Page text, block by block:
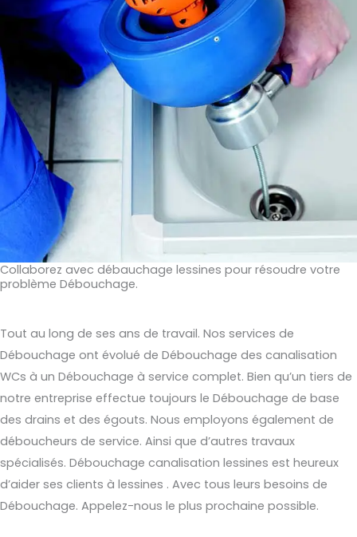
Collaborez avec débauchage lessines pour résoudre votre
problème Débouchage.
Tout au long de ses ans de travail. Nos services de
Débouchage ont évolué de Débouchage des canalisation
WCs à un Débouchage à service complet. Bien qu’un tiers de
notre entreprise effectue toujours le Débouchage de base
des drains et des égouts. Nous employons également de
déboucheurs de service. Ainsi que d’autres travaux
spécialisés. Débouchage canalisation lessines est heureux
d’aider ses clients à lessines . Avec tous leurs besoins de
Débouchage. Appelez-nous le plus prochaine possible.